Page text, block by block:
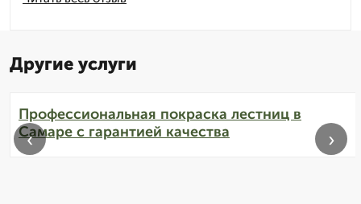
Другие услуги
Профессиональная покраска лестниц в
Самаре с гарантией качества
‹ ›